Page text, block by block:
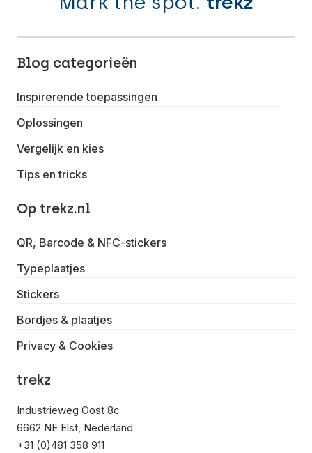
Blog categorieën
Inspirerende toepassingen
Oplossingen
Vergelijk en kies
Tips en tricks
Op trekz.nl
QR, Barcode & NFC-stickers
Typeplaatjes
Stickers
Bordjes & plaatjes
Privacy & Cookies
trekz
Industrieweg Oost 8c
6662 NE Elst, Nederland
+31 (0)481 358 911